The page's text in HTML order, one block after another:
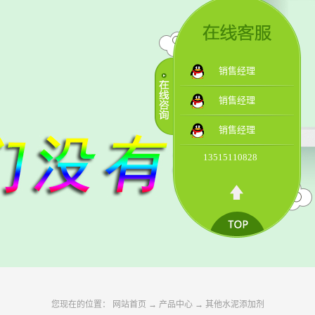
您现在的位置： 网站首页 → 产品中心 → 其他水泥添加剂
销售经理
销售经理
销售经理
13515110828